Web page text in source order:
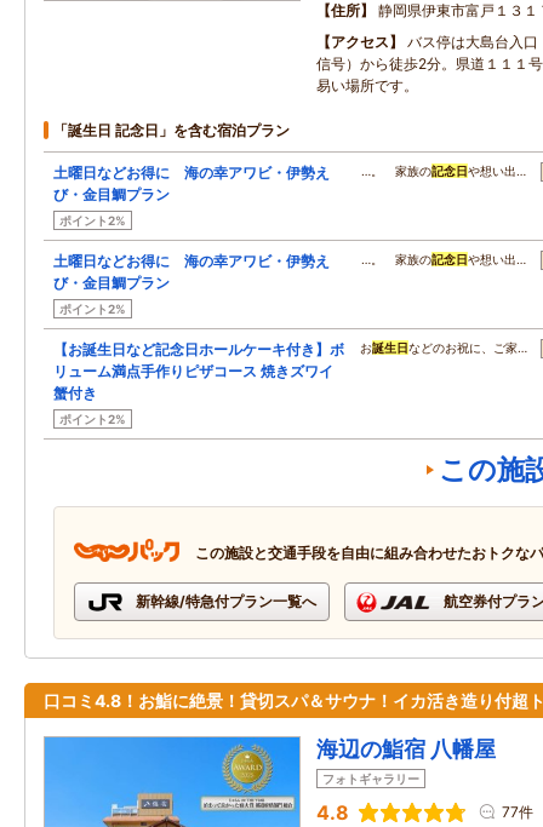
住所
静岡県伊東市富戸１３１
アクセス
バス停は大島台入
信号）から徒歩2分。県道１１１
易い場所です。
「誕生日 記念日」を含む宿泊プラン
土曜日などお得に 海の幸アワビ・伊勢え
び・金目鯛プラン
ポイント2%
…。 家族の記念日や想い出…
土曜日などお得に 海の幸アワビ・伊勢え
び・金目鯛プラン
ポイント2%
…。 家族の記念日や想い出…
【お誕生日など記念日ホールケーキ付き】ボ
リューム満点手作りピザコース 焼きズワイ
蟹付き
ポイント2%
お誕生日などのお祝に、ご家…
この施
この施設と交通手段を自由に組み合わせたおトクな
新幹線/特急付プラン一覧へ 航空券付プラ
口コミ4.8！お鮨に絶景！貸切スパ＆サウナ！イカ活き造り付超
海辺の鮨宿 八幡屋
フォトギャラリー
4.8 77件